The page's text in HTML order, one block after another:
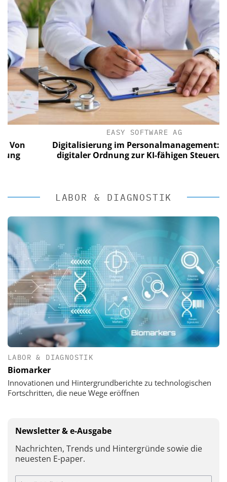
EASY SOFTWARE AG
Digitalisierung im Personalmanagement: Von
digitaler Ordnung zur KI-fähigen Steuerung
LABOR & DIAGNOSTIK
LABOR & DIAGNOSTIK
Biomarker
Innovationen und Hintergrundberichte zu technologischen
Fortschritten, die neue Wege eröffnen
Newsletter & e-Ausgabe
Nachrichten, Trends und Hintergründe sowie die
neuesten E-paper.